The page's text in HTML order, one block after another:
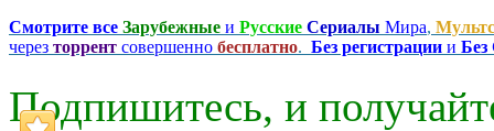
Смотрите все Зарубежные и Русские Сериалы Мира,
через торрент совершенно бесплатно. Без регистрации и
Подпишитесь, и